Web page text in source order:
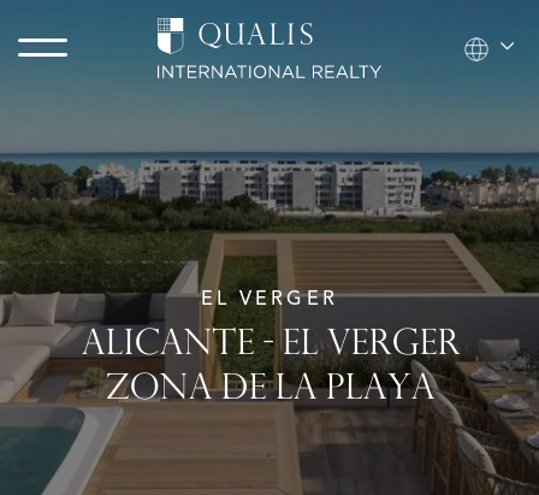
EL VERGER
ALICANTE - EL VERGER
ZONA DE LA PLAYA